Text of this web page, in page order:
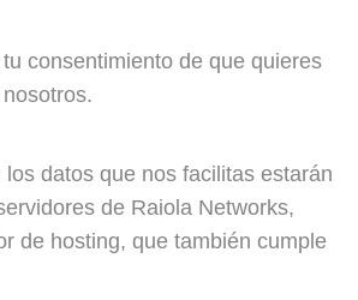
tu consentimiento de que quieres
los datos que nos facilitas estarán
de Raiola Networks,
de hosting, que también cumple